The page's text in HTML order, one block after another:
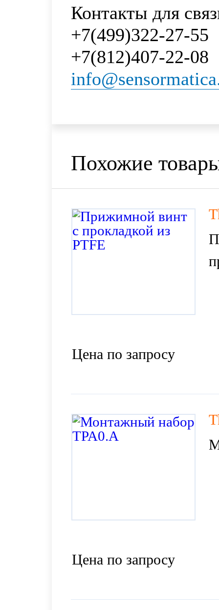
Контакты для
+7(499)322-27-55
+7(812)407-22-08
Похожие
Цена по запросу
Цена по запросу